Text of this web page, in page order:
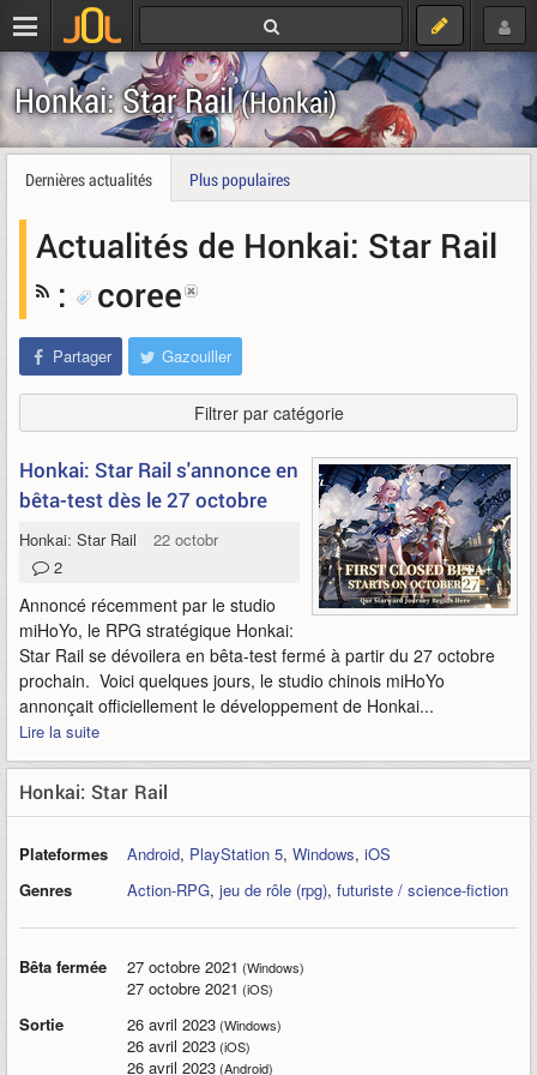
Honkai: Star Rail(Honkai)
Dernières actualités Plus populaires
Actualités de Honkai: Star Rail
:
coree
Partager Gazouiller
Filtrer par catégorie
Honkai: Star Rail s'annonce en
bêta-test dès le 27 octobre
Honkai: Star Rail
22 octobre 2021
2
Annoncé récemment par le studio
miHoYo, le RPG stratégique Honkai:
Star Rail se dévoilera en bêta-test fermé à partir du 27 octobre
prochain. Voici quelques jours, le studio chinois miHoYo
annonçait officiellement le développement de Honkai...
Lire la suite
Honkai: Star Rail
Plateformes Android, PlayStation 5, Windows, iOS
Genres
Action-RPG, jeu de rôle (rpg), futuriste / science-fiction
Bêta fermée 27 octobre 2021 (Windows)
27 octobre 2021 (iOS)
Sortie 26 avril 2023(Windows)
26 avril 2023(iOS)
26 avril 2023(Android)